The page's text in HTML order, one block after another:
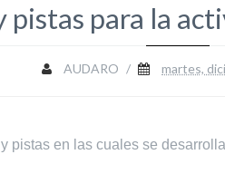
pistas para la
AUDARO / martes,
pistas en las cuales se